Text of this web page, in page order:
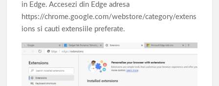
in Edge. Accesezi din Edge adresa
https://chrome.google.com/webstore/category/extens
ions si cauti extensiile preferate.